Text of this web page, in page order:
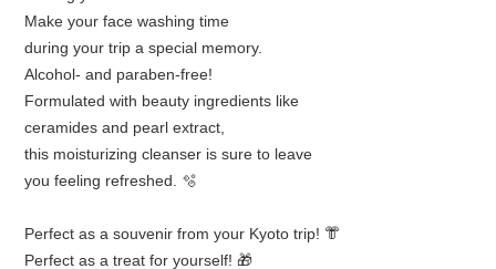
Make your face washing time
during your trip a special memory.
Alcohol- and paraben-free!
Formulated with beauty ingredients like
ceramides and pearl extract,
this moisturizing cleanser is sure to leave
you feeling refreshed. 🫧
Perfect as a souvenir from your Kyoto trip! 👘
Perfect as a treat for yourself! 🎁